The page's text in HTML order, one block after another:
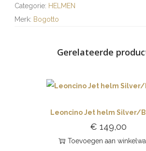
Categorie: HELMEN
Merk: Bogotto
Gerelateerde
Leoncino Jet helm Silver/
€ 149,00
Toevoegen aan